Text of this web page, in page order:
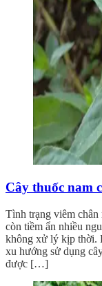
Cây thuốc nam
Tình trạng viêm chân
còn tiềm ẩn nhiều
không xử lý kịp thời.
xu hướng sử dụng
được […]